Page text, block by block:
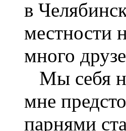
в
местности
много
Мы себя
мне
парнями